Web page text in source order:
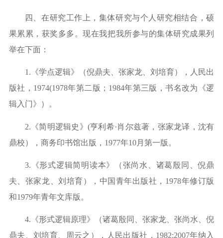
四、在研究工作上，集体研究与个人研究相结合，硕
果累累，获奖多多。现在我把我所参与的集体研究成果列
举在下面：
1. 《学点逻辑》（倪鼎夫、张家龙、刘培育），人民出
版社， 1974(1978年第二版； 1984年第三版，书名改为《逻
辑入门》）。
2. 《简明逻辑史》 (亨利希·肖尔兹著，张家龙译，沈有
鼎校），商务印书馆出版， 1977年10月第一版。
3. 《形式逻辑简明读本》（张尚水、诸葛殷同、倪鼎
夫、张家龙、刘培育），中国青年出版社， 1978年修订版
和1979年青年文库版。
4. 《形式逻辑原理》（诸葛殷同、张家龙、张尚水、倪
鼎夫、刘培育、周云之），人民出版社， 1982;2007年纳入